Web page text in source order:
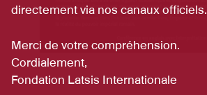
directement via nos canaux officiels.
Merci de votre compréhension.
Cordialement,
Fondation Latsis Internationale